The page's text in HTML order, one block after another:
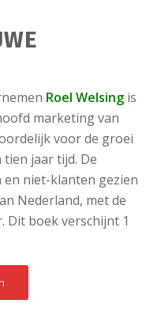
Roel Welsingis
marketing van
voor de groei
tien jaar tijd. De
niet-klanten gezien
Nederland, met de
Dit boek verschijnt 1